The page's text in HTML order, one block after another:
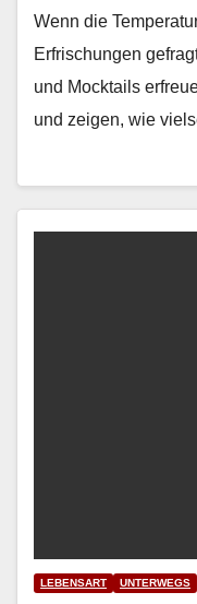
Wenn die
Erfrischun­gen
und Mock­tails
und zeigen, wie
LEBENSART UNTERWEGS